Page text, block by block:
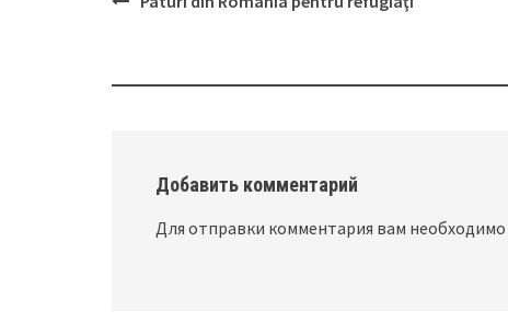
Добавить комментарий
Для отправки комментария вам необходимо